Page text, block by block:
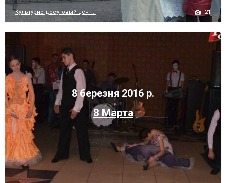
Культурно-досуговый цент... 21
8 березня 2016 р.
8 Марта